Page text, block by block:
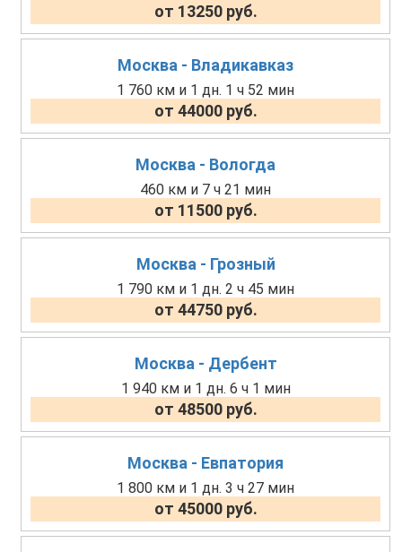
от 13250 руб.
Москва - Владикавказ
1 760 км и 1 дн. 1 ч 52 мин
от 44000 руб.
Москва - Вологда
460 км и 7 ч 21 мин
от 11500 руб.
Москва - Грозный
1 790 км и 1 дн. 2 ч 45 мин
от 44750 руб.
Москва - Дербент
1 940 км и 1 дн. 6 ч 1 мин
от 48500 руб.
Москва - Евпатория
1 800 км и 1 дн. 3 ч 27 мин
от 45000 руб.